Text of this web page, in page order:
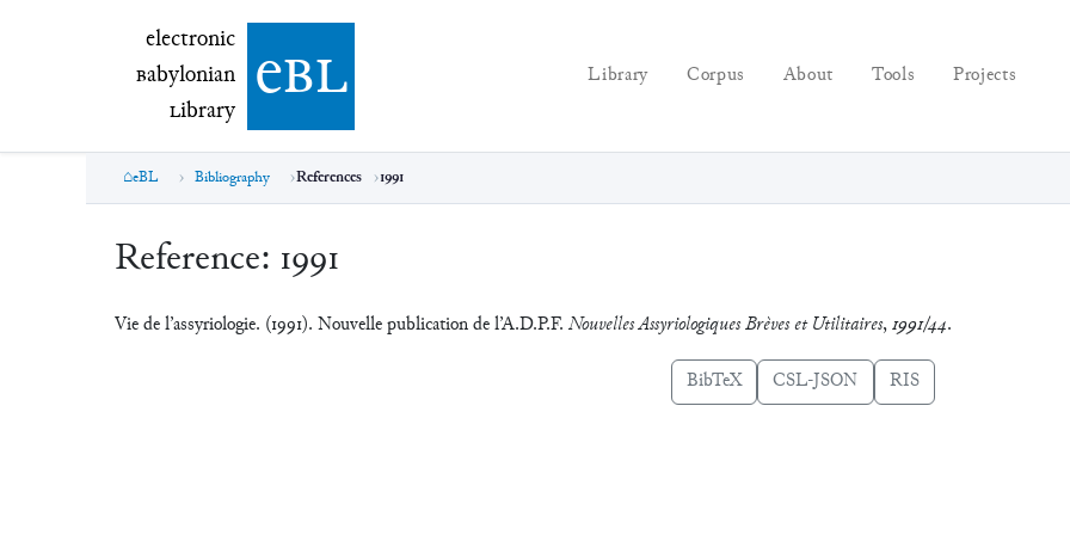
electronic Babylonian Library (eBL)
electronic
Babylonian
Library ebl Library Corpus About Tools Projects
eBL Bibliography References 1991
Reference: 1991
Vie de l’assyriologie. (1991). Nouvelle publication de l’A.D.P.F. Nouvelles Assyriologiques Brèves et Utilitaires,1991/44.
BibTeX CSL-JSON RIS